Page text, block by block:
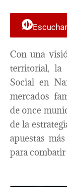
Con una
territorial, la
Social en
mercados
de once
de la
apuestas
para